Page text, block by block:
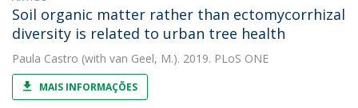
Soil organic matter rather than ectomycorrhizal
diversity is related to urban tree health
Paula Castro (with van Geel, M.). 2019. PLoS ONE
MAIS INFORMAÇÕES